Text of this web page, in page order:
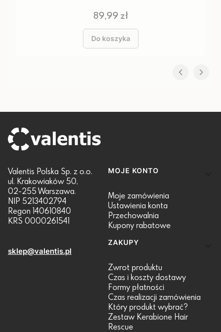
Cena
89,99 zł
Do koszyka
Valentis Polska Sp. z o.o.
ul. Krakowiaków 50,
02-255 Warszawa.
NIP 5213402794
Regon 140610840
KRS 0000261541
sklep@valentis.pl
Linki w stopce
MOJE KONTO
Moje zamówienia
Ustawienia konta
Przechowalnia
Kupony rabatowe
ZAKUPY
Zwrot produktu
Czas i koszty dostawy
Formy płatności
Czas realizacji zamówienia
Który produkt wybrać?
Zestaw Kerabione Hair
Rescue